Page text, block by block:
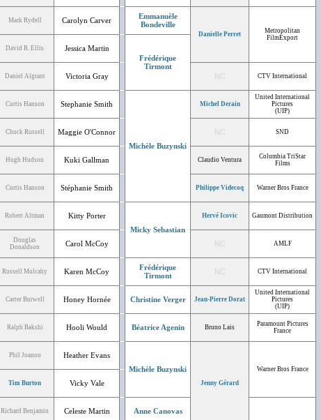
Mark Rydell Carolyn Carver
Emmanuèle
Bondeville
Danielle Perret
Metropolitan
FilmExport
David R. Ellis
Jessica Martin
Frédérique
Tirmont
Daniel Algrant Victoria Gray NC CTV International
Curtis Hanson Stephanie Smith
Michèle Buzynski
Michel Derain
United International
Pictures
(UIP)
Chuck Russell Maggie O'Connor NC SND
Hugh Hudson Kuki Gallman Claudio Ventura
Columbia TriStar
Films
Curtis Hanson Stéphanie Smith Philippe Videcoq Warner Bros France
Robert Altman
Kitty Porter
Micky Sebastian
Hervé Icovic Gaumont Distribution
Douglas
Donaldson
Carol McCoy NC AMLF
Russell Mulcahy Karen McCoy
Frédérique
Tirmont
NC CTV International
Carter Burwell Honey Hornée Christine Verger Jean-Pierre Dorat
United International
Pictures
(UIP)
Ralph Bakshi Hooli Would Béatrice Agenin Bruno Lais
Paramount Pictures
France
Phil Joanou
Heather Evans
Michèle Buzynski
Jenny Gérard
Warner Bros France
Tim Burton Vicky Vale
Richard Benjamin Celeste Martin Anne Canovas